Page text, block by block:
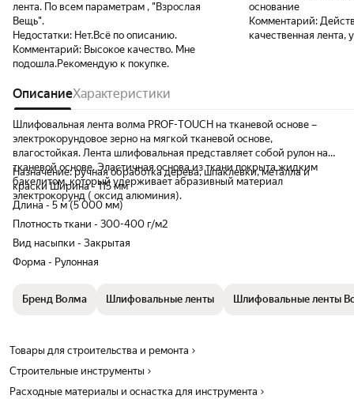
лента. По всем параметрам , "Взрослая
Вещь".
Недостатки: Нет.Всё по описанию.
Комментарий: Высокое качество. Мне
подошла.Рекомендую к покупке.
основание
Комментарий:
качественная лента,
ОписаниеХарактеристики
Шлифовальная лента волма PROF-TOUCH на тканевой основе –
электрокорундовое зерно на мягкой тканевой основе,
влагостойкая. Лента шлифовальная представляет собой рулон на
тканевой основе. Эластичная основа из ткани покрыта жидким
бакелитом, который удерживает абразивный материал
электрокорунд ( оксид алюминия).
Назначение: ручная обработка дерева, шпаклевки, металла и
краски Ширина - 115 мм
Длина - 5 м (5 000 мм)
Плотность ткани - 300-400 г/м2
Вид насыпки - Закрытая
Форма - Рулонная
Бренд Волма Шлифовальные ленты Шлифовальные ленты
Товары для строительства и ремонта
Строительные инструменты
Расходные материалы и оснастка для инструмента